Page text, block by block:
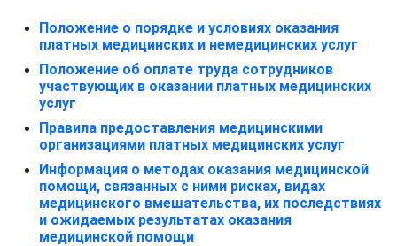
Положение о порядке и условиях оказания
платных медицинских и немедицинских услуг
Положение об оплате труда сотрудников
участвующих в оказании платных медицинских
услуг
Правила предоставления медицинскими
организациями платных медицинских услуг
Информация о методах оказания медицинской
помощи, связанных с ними рисках, видах
медицинского вмешательства, их последствиях
и ожидаемых результатах оказания
медицинской помощи